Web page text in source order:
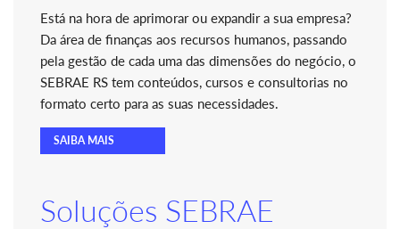
Está na hora de aprimorar ou expandir a sua empresa?
Da área de finanças aos recursos humanos, passando
pela gestão de cada uma das dimensões do negócio, o
SEBRAE RS tem conteúdos, cursos e consultorias no
formato certo para as suas necessidades.
SAIBA MAIS
Soluções SEBRAE